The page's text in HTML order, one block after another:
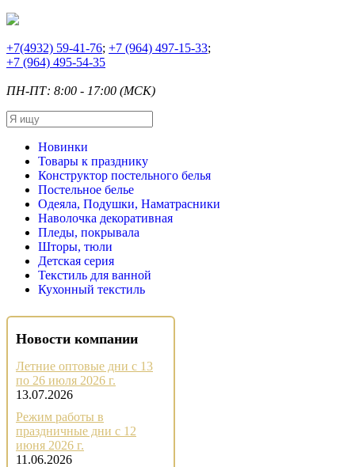
+7(4932) 59-41-76; +7 (964) 497-15-33;
+7 (964) 495-54-35
ПН-ПТ: 8:00 - 17:00 (МСК)
Новинки
Товары к празднику
Конструктор постельного белья
Постельное белье
Одеяла, Подушки, Наматрасники
Наволочка декоративная
Пледы, покрывала
Шторы, тюли
Детская серия
Текстиль для ванной
Кухонный текстиль
Новости компании
Летние оптовые дни с 13
по 26 июля 2026 г.
13.07.2026
Режим работы в
праздничные дни с 12
июня 2026 г.
11.06.2026